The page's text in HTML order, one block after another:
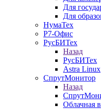
Для
Для
НумаТех
Р7-Офис
РусБИТех
Назад
РусБИТех
Astra Linux
СпрутМонитор
Назад
Облачная